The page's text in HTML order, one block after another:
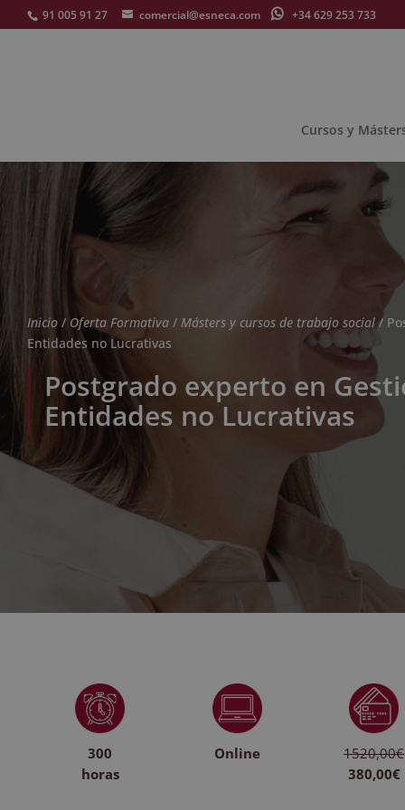
91 005 91 27 comercial@esneca.com +34 629 253 733
Cursos y
Inicio / Oferta Formativa / Másters y cursos de trabajo social/
Entidades no Lucrativas
Postgrado experto en
Entidades no Lucrativas
300
horas
Online
1520,00€
380,00€